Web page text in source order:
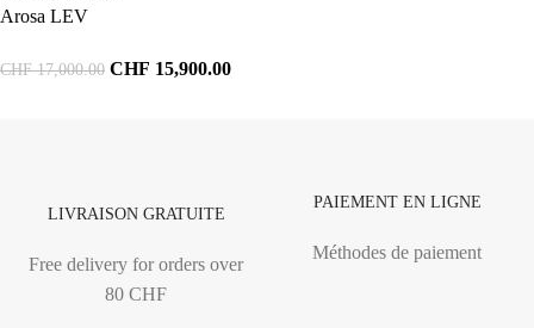
Arosa LEV
CHF17,000.00 CHF 15,900.00
LIVRAISON GRATUITE
Free delivery for orders over
80 CHF
PAIEMENT EN LIGNE
Méthodes de paiement